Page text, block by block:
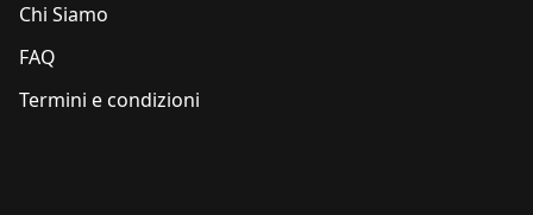
Chi Siamo
FAQ
Termini e condizioni